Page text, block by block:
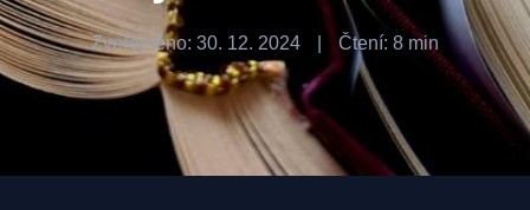
Zveřejněno: 30. 12. 2024 Čtení: 8 min